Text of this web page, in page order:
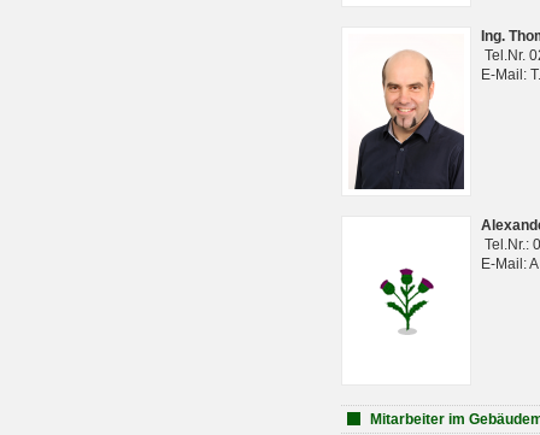
Ing.
Tel.Nr.
E-Mail:
Tel.Nr.:
E-Mail:
Mitarbeiter im